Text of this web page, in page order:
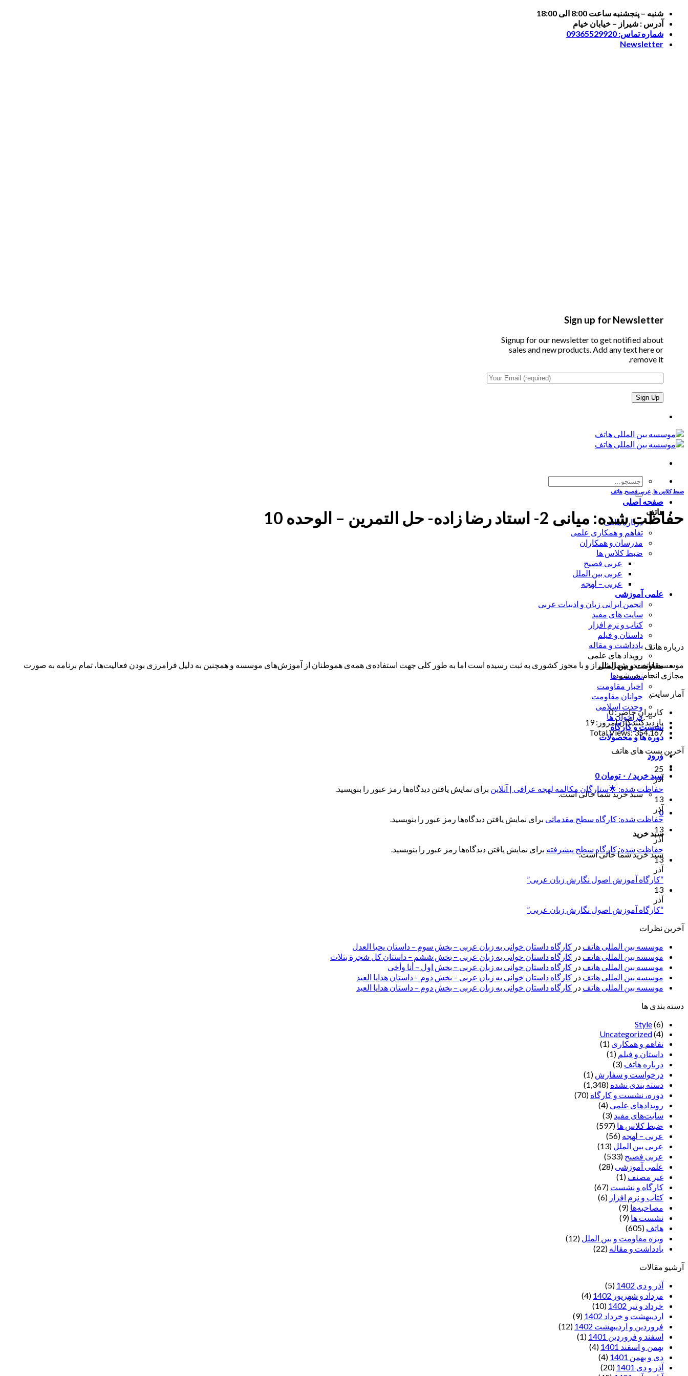
Skip
content
شنبه – پنجشنبه ساعت 8:00 الی 18:00
آدرس : شیراز – خیابان خیام
شماره تماس: 09365529920
Newsletter
Sign up for Newsletter
Signup for our newsletter to get notified about
sales and new products. Add any text here or
remove it.
جستجو
برای:
صفحه اصلی
هاتف
درباره هاتف
تفاهم و همکاری علمی
مدرسان و همکاران
ضبط کلاس ها
عربی فصیح
عربی بین الملل
عربی – لهجه
علمی آموزشی
انجمن ایرانی زبان و ادبیات عربی
سایت های مفید
کتاب و نرم افزار
داستان و فیلم
یادداشت و مقاله
رویداد های علمی
مقاومت و بین الملل
نشست ها
اخبار مقاومت
جوانان مقاومت
وحدت اسلامی
فراخوان ها
نشست و کارگاه
دوره ها و محصولات
ورود
سبد خرید / ۰ تومان 0
سبد خرید شما خالی است.
0
سبد خرید
سبد خرید شما خالی است.
ضبط کلاس ها عربی فصیح هاتف
حفاظت شده: میانی 2- استاد رضا زاده- حل التمرین – الوحده 10
درباره هاتف
موسسه هاتف در شهر شیراز و با مجوز کشوری به ثبت رسیده است اما به طور کلی جهت استفاده‌ی همه‌ی هموطنان از آموزش‌های موسسه و همچنین به دلیل فرامرزی بودن فعالیت‌ها، تمام برنامه به صورت
مجازی انجام می‌شود.
آمار سایت
کاربران حاضر:0
بازدیدکنندگان امروز:19
Total Views:354,167
آخرین پست های هاتف
25
آذر
حفاظت شده: 🌟ستارگان مکالمه لهجه عراقی | آنلاین برای نمایش یافتن دیدگاه‌ها رمز عبور را بنویسید.
13
آذر
حفاظت شده: کارگاه سطح مقدماتی برای نمایش یافتن دیدگاه‌ها رمز عبور را بنویسید.
13
آذر
حفاظت شده: کارگاه سطح پیشرفته برای نمایش یافتن دیدگاه‌ها رمز عبور را بنویسید.
13
آذر
“کارگاه آموزش اصول نگارش زبان عربی”
13
آذر
“کارگاه آموزش اصول نگارش زبان عربی”
آخرین نظرات
موسسه بین المللی هاتف در کارگاه داستان خوانی به زبان عربی – بخش سوم – داستان یحیا العدل
موسسه بین المللی هاتف در کارگاه داستان خوانی به زبان عربی – بخش ششم – داستان کل شجرة بثلاث
موسسه بین المللی هاتف در کارگاه داستان خوانی به زبان عربی – بخش اول – أنا وأخی
موسسه بین المللی هاتف در کارگاه داستان خوانی به زبان عربی – بخش دوم – داستان هدایا العید
موسسه بین المللی هاتف در کارگاه داستان خوانی به زبان عربی – بخش دوم – داستان هدایا العید
دسته بندی ها
Style(6)
Uncategorized(4)
تفاهم و همکاری (1)
داستان و فیلم (1)
درباره هاتف (3)
درخواست و سفارش (1)
دسته بندی نشده (1,348)
دوره، نشست و کارگاه (70)
رویدادهای علمی (4)
سایت‌های مفید (3)
ضبط کلاس ها (597)
عربی – لهجه (56)
عربی بین الملل (13)
عربی فصیح (533)
علمی آموزشی (28)
غير مصنف (1)
کارگاه و نشست (67)
کتاب و نرم افزار (6)
مصاحبه‌ها (9)
نشست ها (9)
هاتف (605)
ویژه مقاومت و بین الملل (12)
یادداشت‌ و مقاله (22)
آرشیو مقالات
آذر و دی 1402
(5)
مرداد و شهریور 1402
(4)
خرداد و تیر 1402
(10)
اردیبهشت و خرداد 1402
(9)
فروردین و اردیبهشت 1402
(12)
اسفند و فروردین 1401
(1)
بهمن و اسفند 1401
(4)
دی و بهمن 1401
(4)
آذر و دی 1401
(20)